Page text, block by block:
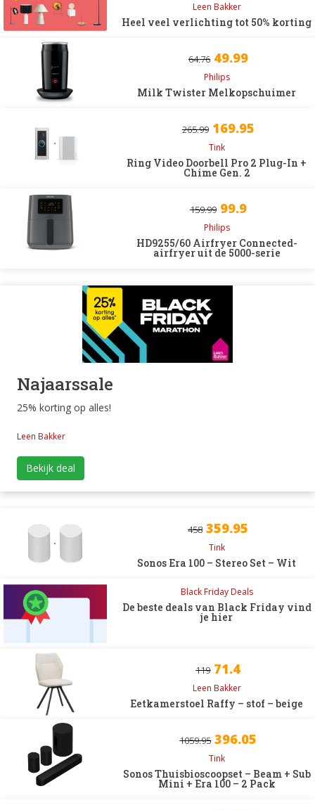
Leen Bakker
Heel veel verlichting tot 50% korting
64.76 49.99
Philips
Milk Twister Melkopschuimer
265.99 169.95
Tink
Ring Video Doorbell Pro 2 Plug-In +
Chime Gen. 2
159.99 99.9
Philips
HD9255/60 Airfryer Connected-
airfryer uit de 5000-serie
Najaarssale
25% korting op alles!
Leen Bakker
Bekijk deal
458 359.95
Tink
Sonos Era 100 – Stereo Set – Wit
Black Friday Deals
De beste deals van Black Friday vind
je hier
119 71.4
Leen Bakker
Eetkamerstoel Raffy – stof – beige
1059.95 396.05
Tink
Sonos Thuisbioscoopset – Beam + Sub
Mini + Era 100 – 2 Pack